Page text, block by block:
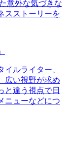
意外な気づきな
スストーリーを
ルライター、
広い視野が求め
と違う視点で日
ニューなどにつ